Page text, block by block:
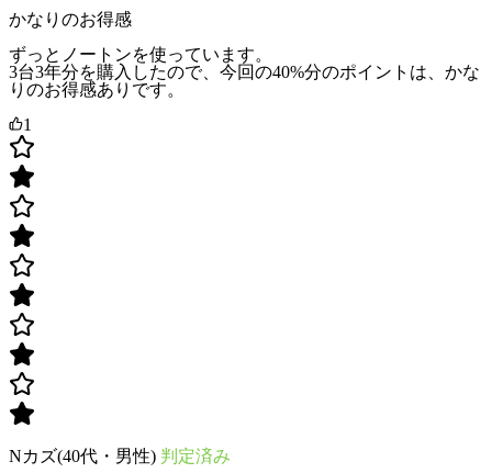
かなりのお得感
ずっとノートンを使っています。
3台3年分を購入したので、今回の40%分のポイントは、かな
りのお得感ありです。
1
Nカズ(40代・男性) 判定済み